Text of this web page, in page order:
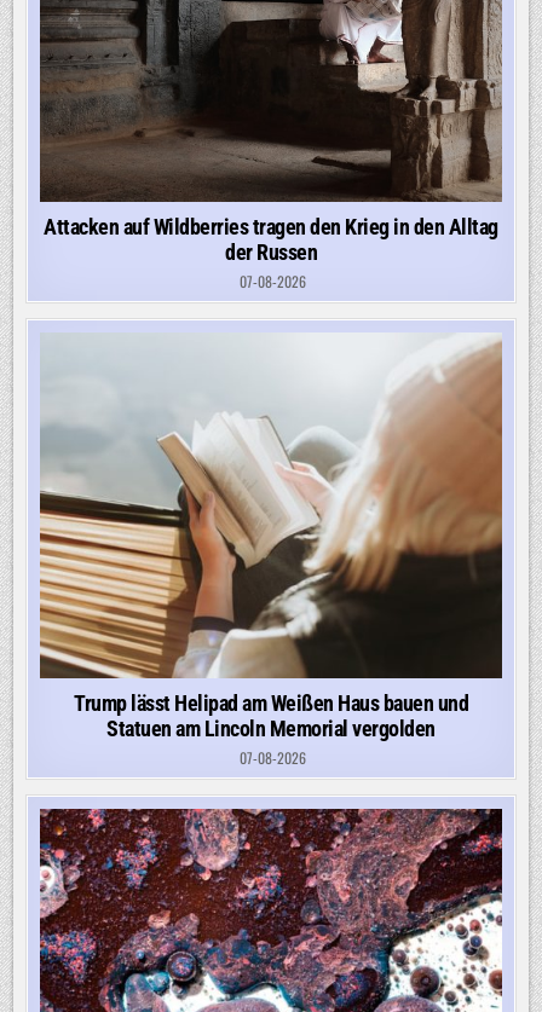
Attacken auf Wildberries tragen den Krieg in den Alltag
der Russen
07-08-2026
Trump lässt Helipad am Weißen Haus bauen und
Statuen am Lincoln Memorial vergolden
07-08-2026